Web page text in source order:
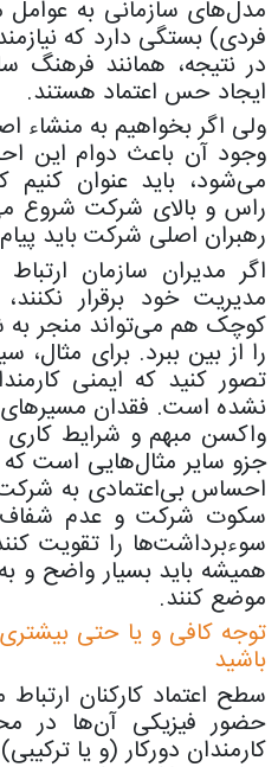
مدل‌های سازمانی به عوامل
فردی) بستگی دارد که
در نتیجه، همانند فرهنگ
ایجاد حس اعتماد هستند.
ولی اگر بخواهیم به منشاء
وجود آن باعث دوام این
می‌شود، باید عنوان کنیم
راس و بالای شرکت شروع
رهبران اصلی شرکت باید
اگر مدیران سازمان
مدیریت خود برقرار
کوچک هم می‌تواند منجر به
را از بین ببرد. برای
تصور کنید که ایمنی
نشده است. فقدان
واکسن مبهم و شرایط کاری
جزو سایر مثال‌هایی است
احساس بی‌اعتمادی به شرکت
سکوت شرکت و عدم شفاف
سوءبرداشت‌ها را تقویت
همیشه باید بسیار واضح و
موضع کنند.
توجه کافی و یا حتی بیشتری
باشید
سطح اعتماد کارکنان
حضور فیزیکی آن‌ها در
کارمندان دورکار (و یا